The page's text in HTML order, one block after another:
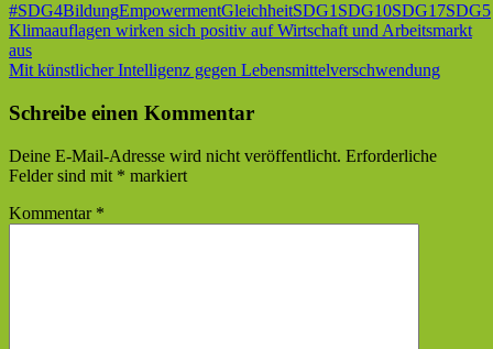
#SDG4BildungEmpowermentGleichheitSDG1SDG10SDG17SDG5
Beitragsnavigation
Vorheriger
Beitrag:
Klimaauflagen wirken sich positiv auf Wirtschaft und Arbeitsmarkt
aus
Nächster
Mit künstlicher Intelligenz gegen Lebensmittelverschwendung
Schreibe einen Kommentar
Deine E-Mail-Adresse wird nicht veröffentlicht. Erforderliche
Felder sind mit * markiert
Kommentar *